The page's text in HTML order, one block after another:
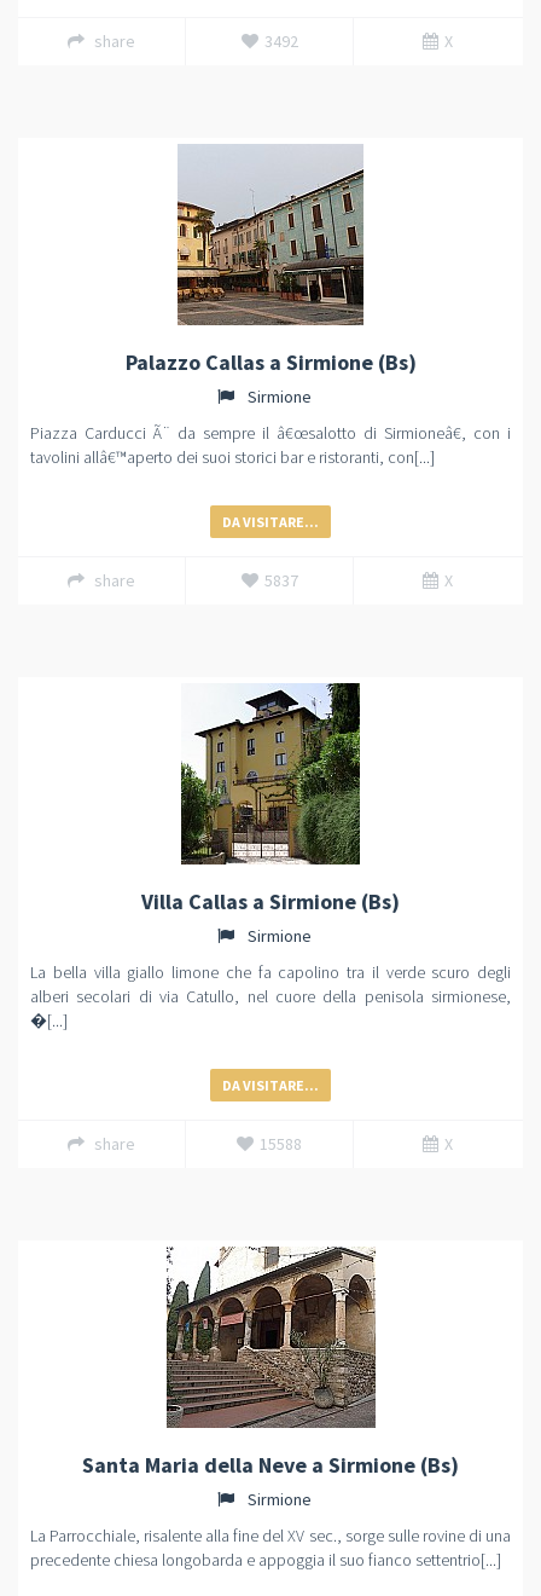
share 3492 X
Palazzo Callas a Sirmione (Bs)
Sirmione
Piazza Carducci Ã¨ da sempre il â€œsalotto di Sirmioneâ€, con i
tavolini allâ€™aperto dei suoi storici bar e ristoranti, con[...]
DA VISITARE...
share 5837 X
Villa Callas a Sirmione (Bs)
Sirmione
La bella villa giallo limone che fa capolino tra il verde scuro degli
alberi secolari di via Catullo, nel cuore della penisola sirmionese,
�[...]
DA VISITARE...
share 15588 X
Santa Maria della Neve a Sirmione (Bs)
Sirmione
La Parrocchiale, risalente alla fine del XV sec., sorge sulle rovine di una
precedente chiesa longobarda e appoggia il suo fianco settentrio[...]